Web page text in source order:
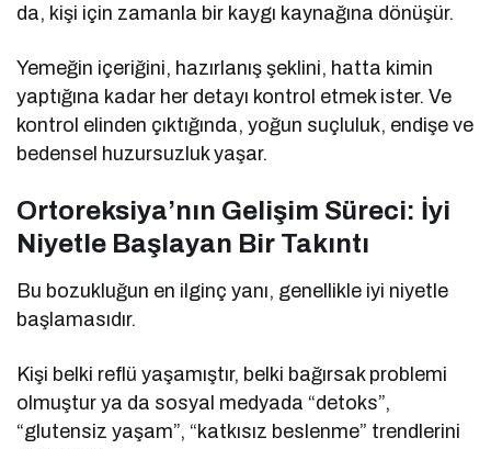
da, kişi için zamanla bir kaygı kaynağına dönüşür.
Yemeğin içeriğini, hazırlanış şeklini, hatta kimin
yaptığına kadar her detayı kontrol etmek ister. Ve
kontrol elinden çıktığında, yoğun suçluluk, endişe ve
bedensel huzursuzluk yaşar.
Ortoreksiya’nın Gelişim Süreci: İyi
Niyetle Başlayan Bir Takıntı
Bu bozukluğun en ilginç yanı, genellikle iyi niyetle
başlamasıdır.
Kişi belki reflü yaşamıştır, belki bağırsak problemi
olmuştur ya da sosyal medyada “detoks”,
“glutensiz yaşam”, “katkısız beslenme” trendlerini